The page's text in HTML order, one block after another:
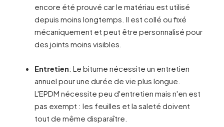
encore été prouvé car le matériau est utilisé
depuis moins longtemps. Il est collé ou fixé
mécaniquement et peut être personnalisé pour
des joints moins visibles.
Entretien: Le bitume nécessite un entretien
annuel pour une durée de vie plus longue.
L'EPDM nécessite peu d'entretien mais n'en est
pas exempt : les feuilles et la saleté doivent
tout de même disparaître.